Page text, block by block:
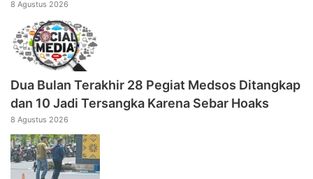
8 Agustus 2026
Dua Bulan Terakhir 28 Pegiat Medsos Ditangkap
dan 10 Jadi Tersangka Karena Sebar Hoaks
8 Agustus 2026